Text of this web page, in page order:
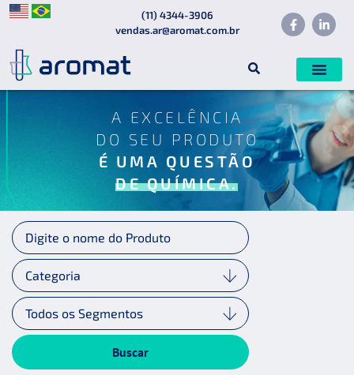
(11) 4344-3906
vendas.ar@aromat.com.br
A EXCELÊNCIA
DO SEU PRODUTO
É UMA QUESTÃO
DE QUÍMICA.